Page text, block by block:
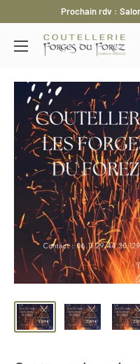
contenu
Prochain rdv :
Les
du
Forez